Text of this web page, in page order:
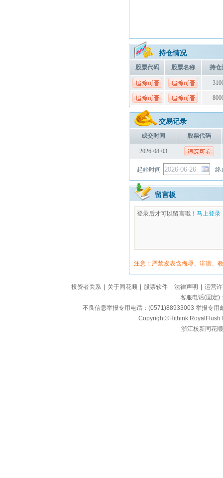
持仓情况
股票代码 股票名称 持仓
交易记录
成交时间 股票代码
2026-08-03
起始时间 终
留言板
登录后才可以留言哦！ 马上登录
注意：严禁发表含侮辱、诽谤、
投资者关系 关于同花顺 股票软件 法律声明
运营
客服电话(固定
不良信息举报专用电话：(0571)88933003 举报专
Copyright©Hithink RoyalFlush
浙江核新同花